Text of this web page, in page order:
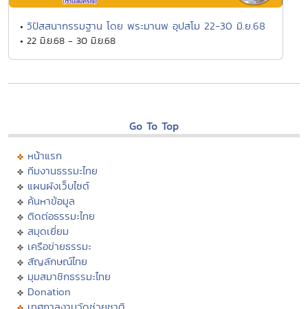
• วิปัสสนากรรมฐาน โดย พระมานพ อุปสโม 22-30 มิ.ย.68
• 22 มิ.ย.68 - 30 มิ.ย.68
Go To Top
หน้าแรก
ทีมงานธรรมะไทย
แผนผังเว็บไซต์
ค้นหาข้อมูล
ติดต่อธรรมะไทย
สมุดเยี่ยม
เครือข่ายธรรมะ
สัญลักษณ์ไทย
มุมสมาชิกธรรมะไทย
Donation